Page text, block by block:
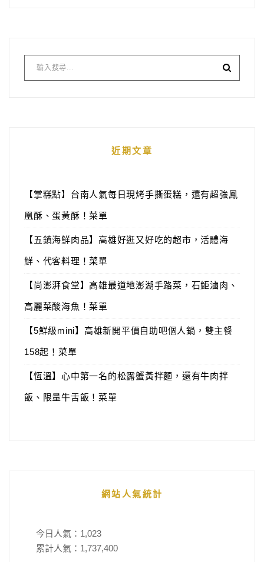
近期文章
【掌糕點】台南人氣每日現烤手撕蛋糕，還有超強鳳
凰酥、蛋黃酥！菜單
【五鎮海鮮肉品】高雄好逛又好吃的超市，活體海
鮮、代客料理！菜單
【尚澎湃食堂】高雄最道地澎湖手路菜，石鮔滷肉、
高麗菜酸海魚！菜單
【5鮮級mini】高雄新開平價自助吧個人鍋，雙主餐
158起！菜單
【恆溫】心中第一名的松露蟹黃拌麵，還有牛肉拌
飯、限量牛舌飯！菜單
網站人氣統計
今日人氣： 1,023
累計人氣： 1,737,400